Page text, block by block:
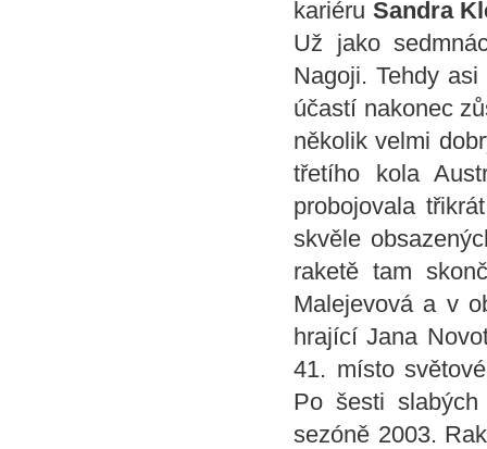
kariéru Sandra
Už jako
Nagoji. Tehdy
účastí nakonec
několik velmi
třetího kola
probojovala
skvěle
raketě tam
Malejevová a v
hrající Jana
41. místo
Po šesti
sezóně 2003.